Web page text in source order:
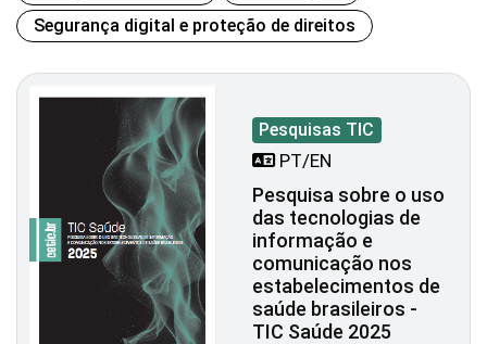
Segurança digital e proteção de direitos
Pesquisas TIC
PT/EN
Pesquisa sobre o uso
das tecnologias de
informação e
comunicação nos
estabelecimentos de
saúde brasileiros -
TIC Saúde 2025